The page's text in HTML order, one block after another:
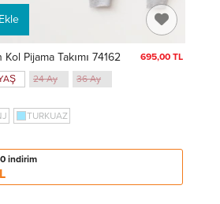
Pijama Takımı 74162
695,00 TL
24 Ay 36 Ay
TURKUAZ
indirim